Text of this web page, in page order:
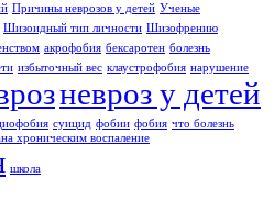
Причины неврозов у детей Ученые
Шизоидный тип личности Шизофрению
акрофобия бексаротен болезнь
избыточный вес клаустрофобия нарушение
невроз у детей
суицид фобии фобия что болезнь
хроническим воспаление
школа